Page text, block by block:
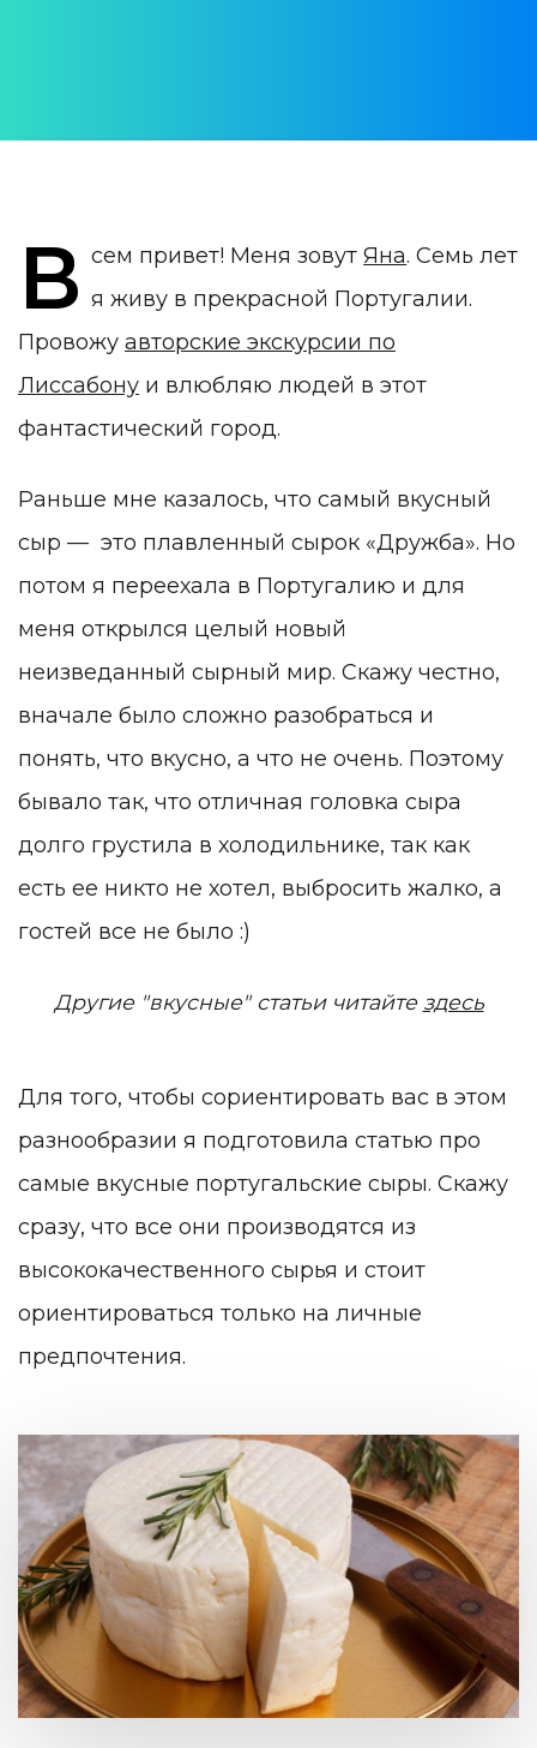
КАТЕГОРИЯ:
В сем привет! Меня зовутЯна. Семь лет
я живу в прекрасной Португалии.
Провожу авторские экскурсии по
Лиссабону и влюбляю людей в этот
фантастический город.
Раньше мне казалось, что самый вкусный
сыр — это плавленный сырок «Дружба». Но
потом я переехала в Португалию и для
меня открылся целый новый
неизведанный сырный мир. Скажу честно,
вначале было сложно разобраться и
понять, что вкусно, а что не очень. Поэтому
бывало так, что отличная головка сыра
долго грустила в холодильнике, так как
есть ее никто не хотел, выбросить жалко, а
гостей все не было :)
Другие "вкусные" статьи читайте здесь
Для того, чтобы сориентировать вас в этом
разнообразии я подготовила статью про
самые вкусные португальские сыры. Скажу
сразу, что все они производятся из
высококачественного сырья и стоит
ориентироваться только на личные
предпочтения.